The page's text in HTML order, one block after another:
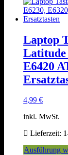
Laptop
Latitude
E6420
4,99 €
inkl. MwSt.
Lieferzeit:
Ausführung